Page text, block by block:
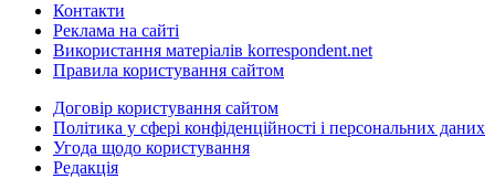
Контакти
Реклама на сайті
Використання матеріалів korrespondent.net
Правила користування сайтом
Договір користування сайтом
Політика у сфері конфіденційності і персональних даних
Угода щодо користування
Редакція